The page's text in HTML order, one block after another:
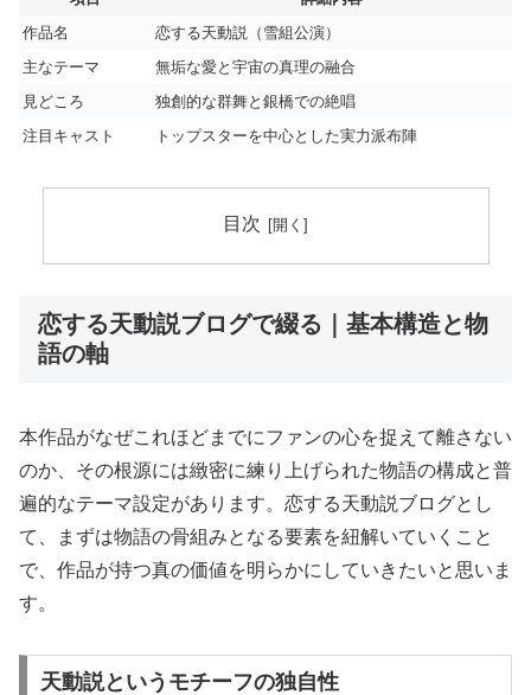
作品名
恋する天動説（雪組公演）
主なテーマ
無垢な愛と宇宙の真理の融合
見どころ
独創的な群舞と銀橋での絶唱
注目キャスト
トップスターを中心とした実力派布陣
目次
恋する天動説ブログで綴る｜基本構造と物
語の軸
本作品がなぜこれほどまでにファンの心を捉えて離さない
のか、その根源には緻密に練り上げられた物語の構成と普
遍的なテーマ設定があります。恋する天動説ブログとし
て、まずは物語の骨組みとなる要素を紐解いていくこと
で、作品が持つ真の価値を明らかにしていきたいと思いま
す。
天動説というモチーフの独自性